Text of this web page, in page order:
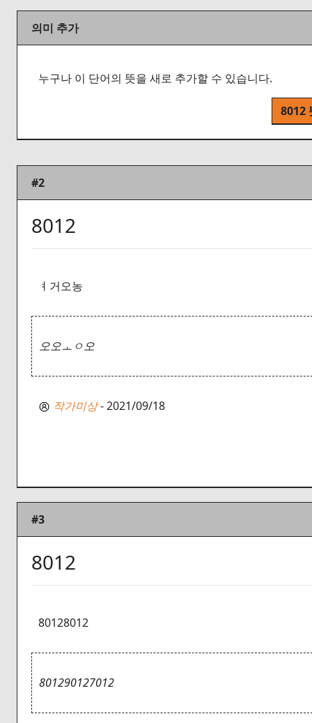
의미 추가
누구나 이 단어의 뜻을 새로 추가할 수 있습니다.
8012
#2
8012
ㅕ거오농
오오ㅗㅇ오
작가미상- 2021/09/18
#3
8012
80128012
801290127012